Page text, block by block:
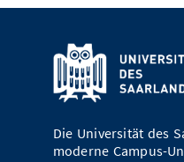
Die Universität des
moderne Campus-